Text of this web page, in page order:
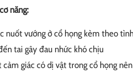
năng:
nuốt vướng ở cổ họng kèm theo
tai gây đau nhức khó chịu
cảm giác có dị vật trong cổ họng